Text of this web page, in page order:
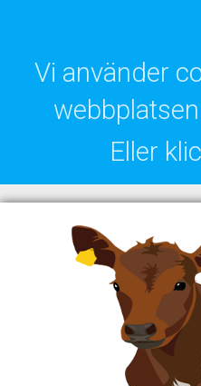
Vi använder
Eller